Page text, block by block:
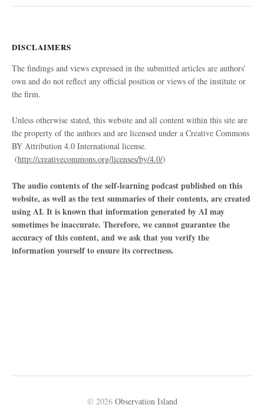
DISCLAIMERS
The findings and views expressed in the submitted articles are authors’
own and do not reflect any official position or views of the institute or
the firm.
Unless otherwise stated, this website and all content within this site are
the property of the authors and are licensed under a Creative Commons
BY Attribution 4.0 International license.
(http://creativecommons.org/licenses/by/4.0/)
The audio contents of the self-learning podcast published on this
website, as well as the text summaries of their contents, are created
using AI. It is known that information generated by AI may
sometimes be inaccurate. Therefore, we cannot guarantee the
accuracy of this content, and we ask that you verify the
information yourself to ensure its correctness.
© 2026 Observation Island